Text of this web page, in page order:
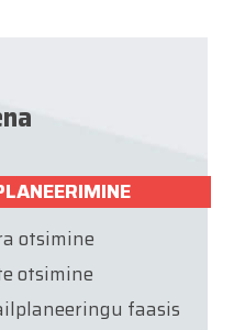
otsimine
otsimine
faasis